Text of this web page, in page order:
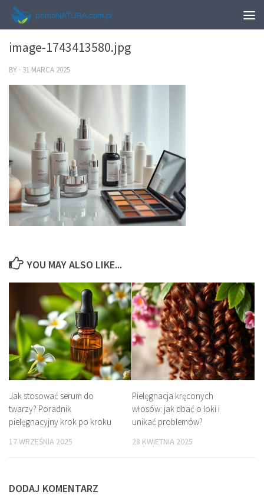
0
image-1743413580.jpg
BY · 31 MARCA 2025
YOU MAY ALSO LIKE...
Jak stosować serum do
twarzy? Poradnik
pielęgnacyjny krok po kroku
17 WRZEŚNIA 2025
Pielęgnacja kręconych
włosów: jak dbać o loki i
unikać problemów?
28 KWIETNIA 2025
DODAJ KOMENTARZ